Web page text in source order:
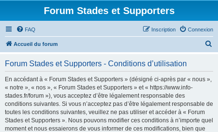
Forum Stades et Supporters
FAQ Connexion
Inscription
Accueil du forum
Forum Stades et Supporters - Conditions d’utilisation
En accédant à « Forum Stades et Supporters » (désigné ci-après par « nous »,
« notre », « nos », « Forum Stades et Supporters » et « https://www.info-
stades.fr/forum »), vous acceptez d’être légalement responsable des
conditions suivantes. Si vous n’acceptez pas d’être légalement responsable de
toutes les conditions suivantes, veuillez ne pas utiliser et accéder à « Forum
Stades et Supporters ». Nous pouvons modifier ces conditions à n’importe quel
moment et nous essaierons de vous informer de ces modifications, bien que